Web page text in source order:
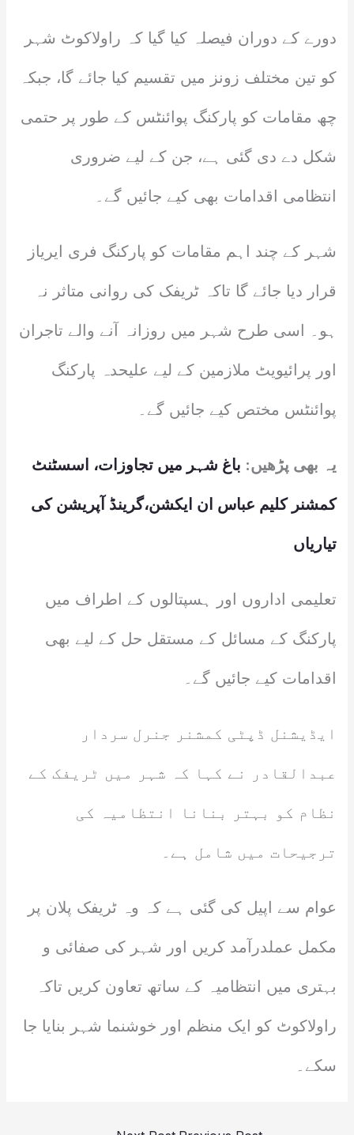
دورے کے دوران فیصلہ کیا گیا کہ راولاکوٹ شہر
کو تین مختلف زونز میں تقسیم کیا جائے گا، جبکہ
چھ مقامات کو پارکنگ پوائنٹس کے طور پر حتمی
شکل دے دی گئی ہے، جن کے لیے ضروری
انتظامی اقدامات بھی کیے جائیں گے۔
شہر کے چند اہم مقامات کو پارکنگ فری ایریاز
قرار دیا جائے گا تاکہ ٹریفک کی روانی متاثر نہ
ہو۔ اسی طرح شہر میں روزانہ آنے والے تاجران
اور پرائیویٹ ملازمین کے لیے علیحدہ پارکنگ
پوائنٹس مختص کیے جائیں گے۔
یہ بھی پڑھیں: باغ شہر میں تجاوزات، اسسٹنٹ
کمشنر کلیم عباس ان ایکشن،گرینڈ آپریشن کی
تیاریاں
تعلیمی اداروں اور ہسپتالوں کے اطراف میں
پارکنگ کے مسائل کے مستقل حل کے لیے بھی
اقدامات کیے جائیں گے۔
ایڈیشنل ڈپٹی کمشنر جنرل سردار
عبدالقادر نے کہا کہ شہر میں ٹریفک کے
نظام کو بہتر بنانا انتظامیہ کی
ترجیحات میں شامل ہے۔
عوام سے اپیل کی گئی ہے کہ وہ ٹریفک پلان پر
مکمل عملدرآمد کریں اور شہر کی صفائی و
بہتری میں انتظامیہ کے ساتھ تعاون کریں تاکہ
راولاکوٹ کو ایک منظم اور خوشنما شہر بنایا جا
سکے۔